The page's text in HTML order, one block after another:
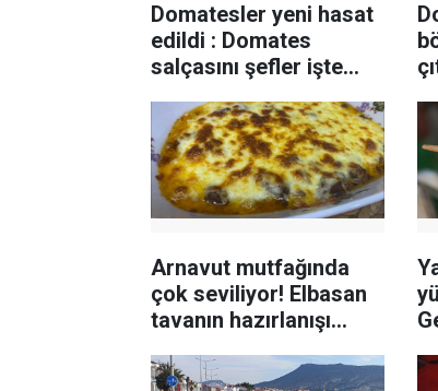
Domatesler yeni hasat
edildi : Domates
salçasını şefler işte
Arnavut mutfağında
çok seviliyor! Elbasan
tavanın hazırlanışı